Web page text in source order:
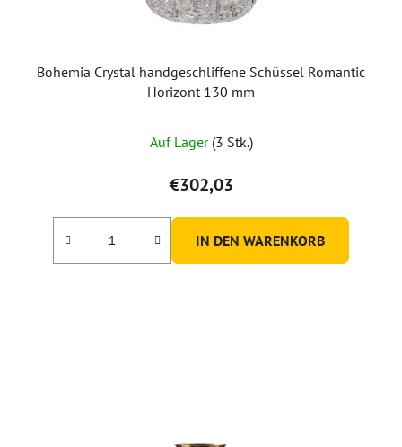
Bohemia Crystal handgeschliffene Schüssel Romantic
Horizont 130 mm
Auf Lager (3 Stk.)
€302,03
IN DEN WARENKORB